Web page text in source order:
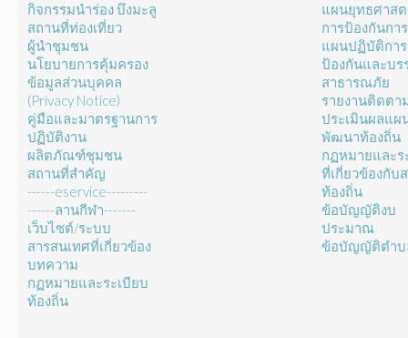
กิจกรรมนำร่อง บึงมะลู
สถานที่ท่องเที่ยว
ผู้นำชุมชน
นโยบายการคุ้มครอง
ข้อมูลส่วนบุคคล
(Privacy Notice)
คู่มือและมาตรฐานการ
ปฏิบัติงาน
ผลิตภัณฑ์ชุมชน
สถานที่สำคัญ
------eservice---------
------ลานกีฬา-------
เว็บไซต์/ระบบ
สารสนเทศที่เกี่ยวข้อง
บทความ
กฏหมายและระเบียบ
ท้องถิ่น
แผนยุทธศาส
การป้องกันกา
แผนปฏิบัติการ
ป้องกันและบร
สาธารณภัย
รายงานติดตา
ประเมินผลแผ
พัฒนาท้องถิ่น
กฏหมายและร
ที่เกี่ยวข้องกับ
ท้องถิ่น
ข้อบัญญัติงบ
ประมาณ
ข้อบัญญัติตำบ